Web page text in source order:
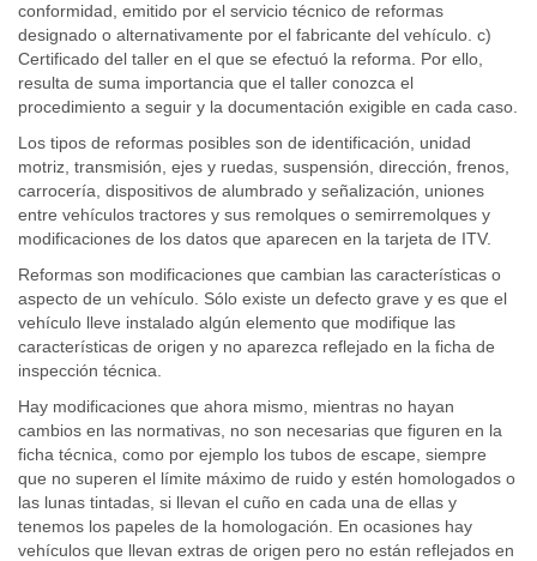
conformidad, emitido por el servicio técnico de reformas
designado o alternativamente por el fabricante del vehículo. c)
Certificado del taller en el que se efectuó la reforma. Por ello,
resulta de suma importancia que el taller conozca el
procedimiento a seguir y la documentación exigible en cada caso.
Los tipos de reformas posibles son de identificación, unidad
motriz, transmisión, ejes y ruedas, suspensión, dirección, frenos,
carrocería, dispositivos de alumbrado y señalización, uniones
entre vehículos tractores y sus remolques o semirremolques y
modificaciones de los datos que aparecen en la tarjeta de ITV.
Reformas son modificaciones que cambian las características o
aspecto de un vehículo. Sólo existe un defecto grave y es que el
vehículo lleve instalado algún elemento que modifique las
características de origen y no aparezca reflejado en la ficha de
inspección técnica.
Hay modificaciones que ahora mismo, mientras no hayan
cambios en las normativas, no son necesarias que figuren en la
ficha técnica, como por ejemplo los tubos de escape, siempre
que no superen el límite máximo de ruido y estén homologados o
las lunas tintadas, si llevan el cuño en cada una de ellas y
tenemos los papeles de la homologación. En ocasiones hay
vehículos que llevan extras de origen pero no están reflejados en